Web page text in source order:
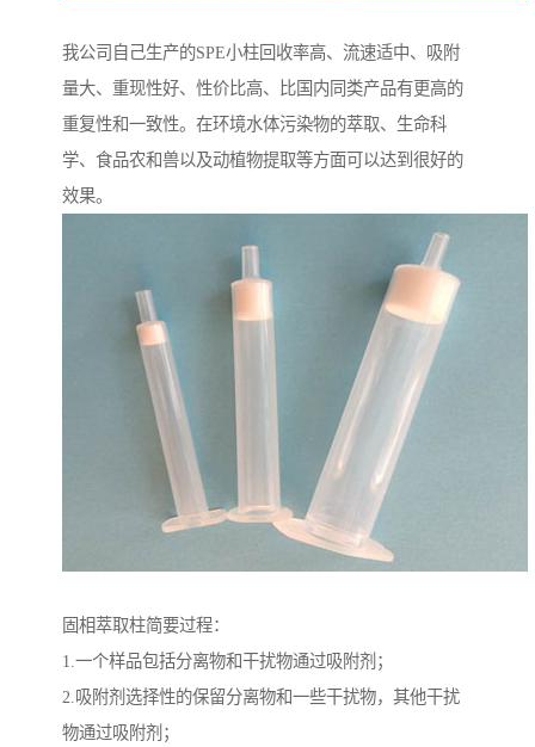
我公司自己生产的SPE小柱回收率高、流速适中、吸附
量大、重现性好、性价比高、比国内同类产品有更高的
重复性和一致性。在环境水体污染物的萃取、生命科
学、食品农和兽以及动植物提取等方面可以达到很好的
效果。
固相萃取柱简要过程：
1.一个样品包括分离物和干扰物通过吸附剂；
2.吸附剂选择性的保留分离物和一些干扰物，其他干扰
物通过吸附剂；